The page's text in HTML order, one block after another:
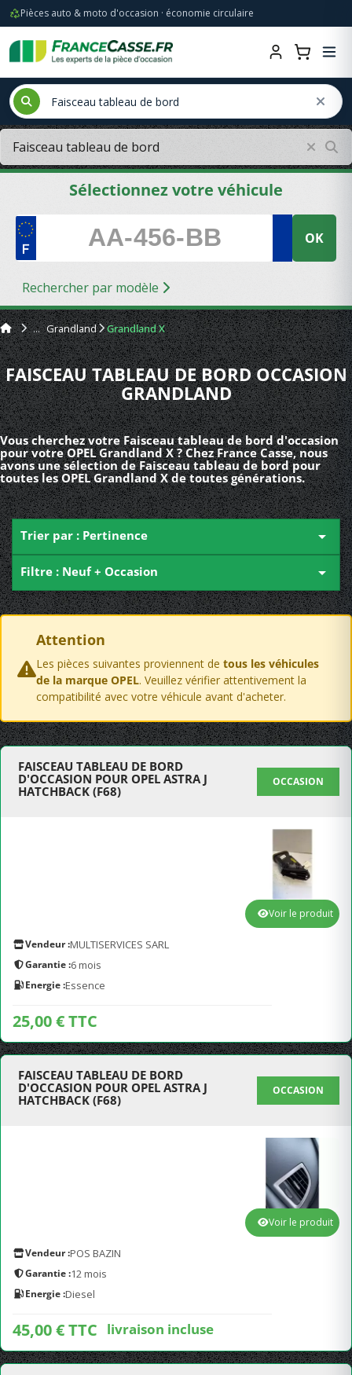
Pièces auto & moto d'occasion · économie circulaire
Sélectionnez votre véhicule
OK
Rechercher par modèle
Grandland Grandland X
FAISCEAU TABLEAU DE BORD OCCASION
GRANDLAND
Vous cherchez votre Faisceau tableau de bord d'occasion
pour votre OPEL Grandland X ? Chez France Casse, nous
avons une sélection de Faisceau tableau de bord pour
toutes les OPEL Grandland X de toutes générations.
Trier par : Pertinence 
Filtre : Neuf + Occasion 
Attention
Les pièces suivantes proviennent de tous les véhicules
de la marque OPEL. Veuillez vérifier attentivement la
compatibilité avec votre véhicule avant d'acheter.
FAISCEAU TABLEAU DE BORD
D'OCCASION POUR OPEL ASTRA J
HATCHBACK (F68)
OCCASION
Vendeur :MULTISERVICES SARL
Garantie :6 mois
Energie :Essence
25,00 € TTC
Voir le produit
FAISCEAU TABLEAU DE BORD
D'OCCASION POUR OPEL ASTRA J
HATCHBACK (F68)
OCCASION
Vendeur :POS BAZIN
Garantie :12 mois
Energie :Diesel
45,00 € TTC livraison incluse
Voir le produit